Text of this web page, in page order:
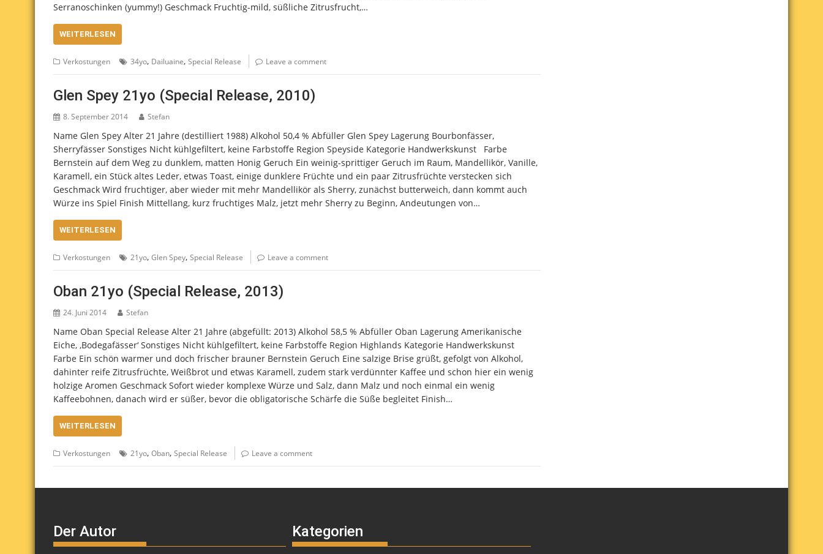
Serranoschinken (yummy!) Geschmack Fruchtig-mild, süßliche Zitrusfrucht,…
WEITERLESEN
Verkostungen 34yo, Dailuaine, Special Release Leave a comment
Glen Spey 21yo (Special Release, 2010)
8. September 2014 Stefan
Name Glen Spey Alter 21 Jahre (destilliert 1988) Alkohol 50,4 % Abfüller Glen Spey Lagerung Bourbonfässer,
Sherryfässer Sonstiges Nicht kühlgefiltert, keine Farbstoffe Region Speyside Kategorie Handwerkskunst Farbe
Bernstein auf dem Weg zu dunklem, matten Honig Geruch Ein weinig-sprittiger Geruch im Raum, Mandellikör, Vanille,
Karamell, ein Stück altes Leder, etwas Toast, einige dunklere Früchte und ein paar Zitrusfrüchte verstecken sich
Geschmack Wird fruchtiger, aber wieder mit mehr Mandellikör als Sherry, zunächst butterweich, dann kommt auch
Würze ins Spiel Finish Mittellang, kurz fruchtiges Malz, jetzt mehr Sherry zu Beginn, Andeutungen von…
WEITERLESEN
Verkostungen 21yo, Glen Spey, Special Release Leave a comment
Oban 21yo (Special Release, 2013)
24. Juni 2014 Stefan
Name Oban Special Release Alter 21 Jahre (abgefüllt: 2013) Alkohol 58,5 % Abfüller Oban Lagerung Amerikanische
Eiche, ‚Bodegafässer‘ Sonstiges Nicht kühlgefiltert, keine Farbstoffe Region Highlands Kategorie Handwerkskunst
Farbe Ein schön warmer und doch frischer brauner Bernstein Geruch Eine salzige Brise grüßt, gefolgt von Alkohol,
dahinter reife Zitrusfrüchte, Weißbrot und etwas Karamell, zudem stark verdünnter Kaffee und schon hier ein wenig
holzige Aromen Geschmack Sofort wieder komplexe Würze und Salz, dann Malz und noch einmal ein wenig
Kaffeebohnen, danach wird er süßer, bevor die obligatorische Schärfe die Süße begleitet Finish…
WEITERLESEN
Verkostungen 21yo, Oban, Special Release Leave a comment
Der Autor Kategorien